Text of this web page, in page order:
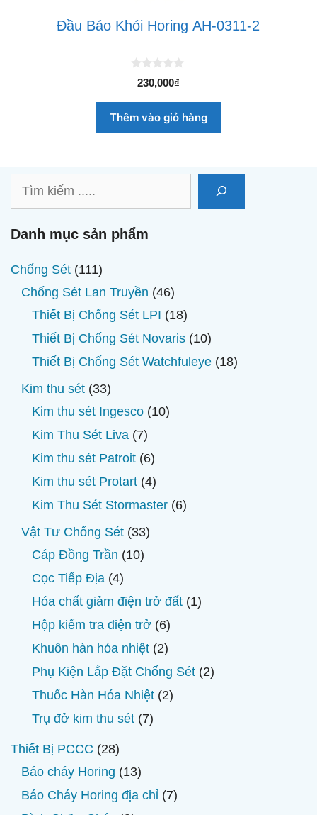
Đầu Báo Khói Horing AH-0311-2
à
230,000₫
Thêm vào giỏ hàng
Tìm
Danh mục sản phẩm
Chống Sét 111111
sản
phẩm
Chống Sét Lan Truyền 4646
sản
phẩm
Thiết Bị Chống Sét LPI 1818
sản
phẩm
Thiết Bị Chống Sét Novaris 1010
sản
Thiết Bị Chống Sét Watchfuleye 1818
Kim thu sét 3333
sản
phẩm
Kim thu sét Ingesco 1010
Kim Thu Sét Liva 77
sản
phẩm
Kim thu sét Patroit 66
sản
phẩm
Kim thu sét Protart 44
sản
Kim Thu Sét Stormaster 66
Vật Tư Chống Sét 3333
Cáp Đồng Trần 1010
phẩm
Cọc Tiếp Địa 44
sản
phẩm
Hóa chất giảm điện trở đất 11
Hộp kiểm tra điện trở 66
sản
phẩm
Khuôn hàn hóa nhiệt 22
sản
phẩm
Phụ Kiện Lắp Đặt Chống Sét 22
Thuốc Hàn Hóa Nhiệt 22
Trụ đở kim thu sét 77
Thiết Bị PCCC 2828
sản
phẩm
Báo cháy Horing 1313
sản
Báo Cháy Horing địa chỉ 77